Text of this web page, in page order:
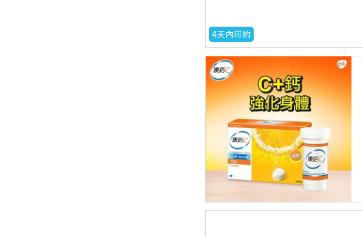
4天內可約